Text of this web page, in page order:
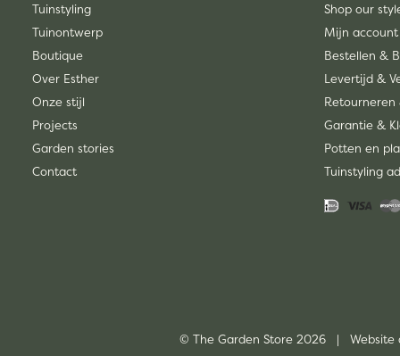
Tuinstyling
Tuinontwerp
Boutique
Over Esther
Onze stijl
Projects
Garden stories
Contact
Shop our
Mijn account
Bestellen &
Levertijd &
Retourneren
Garantie &
Potten en
Tuinstyling
© The Garden Store 2026 | Website